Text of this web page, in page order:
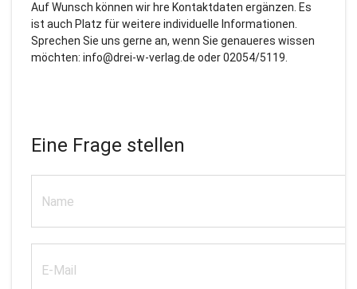
Auf Wunsch können wir hre Kontaktdaten ergänzen. Es
ist auch Platz für weitere individuelle Informationen.
Sprechen Sie uns gerne an, wenn Sie genaueres wissen
möchten: info@drei-w-verlag.de oder 02054/5119.
Eine Frage stellen